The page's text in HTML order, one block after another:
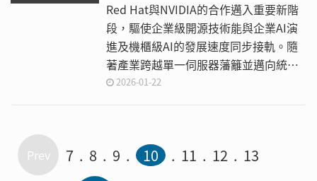
算、資料安全以及瀏覽器等多個領域的
重大變革。
Red Hat與NVIDIA的合作邁入重要新階
段，驅使企業級開源技術能與企業AI演
進及機櫃級AI的發展速度同步接軌。隨
著產業跨越單一伺服器藩籬並邁向統一
的高密度系統，Red Hat致力透過Red
別版本，同時針對未來於Red Hat
2026-01-22
7 8 9 10 11 12 13